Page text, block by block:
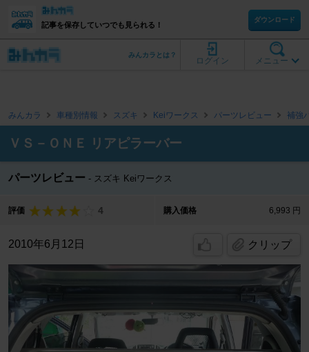
記事を保存していつでも見られる！
ダウンロード
メニュー
ログイン
みんカラとは？
みんカラ 車種別情報 スズキ Keiワークス パーツレビュー 補強
ＶＳ－ＯＮＥ リアピラーバー
パーツレビュー スズキ Keiワークス
評価 4 購入価格 6,993 円
2010年6月12日 クリップ